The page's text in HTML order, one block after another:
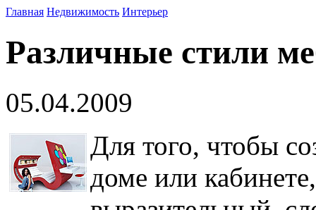
Главная Недвижимость Интерьер
Различные стили
05.04.2009
Для того, чтобы
доме или